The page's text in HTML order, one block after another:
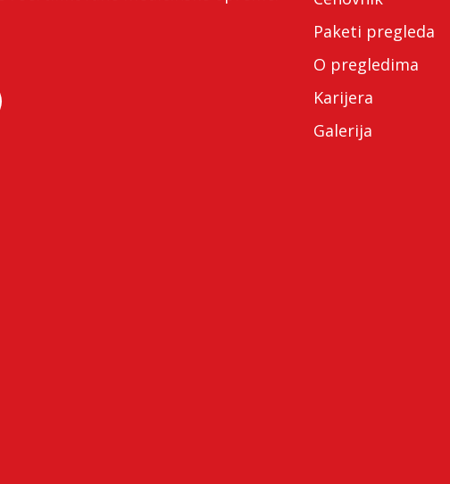
Paketi pregleda
O pregledima
Karijera
Galerija